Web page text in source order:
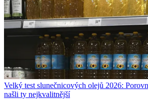
Velký test slunečnicových olejů 2026:
našli ty nejkvalitnější